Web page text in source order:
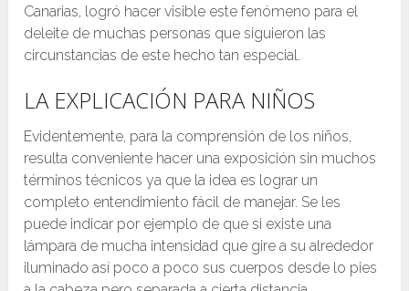
Canarias, logró hacer visible este fenómeno para el
deleite de muchas personas que siguieron las
circunstancias de este hecho tan especial.
LA EXPLICACIÓN PARA NIÑOS
Evidentemente, para la comprensión de los niños,
resulta conveniente hacer una exposición sin muchos
términos técnicos ya que la idea es lograr un
completo entendimiento fácil de manejar. Se les
puede indicar por ejemplo de que si existe una
lámpara de mucha intensidad que gire a su alrededor
iluminado así poco a poco sus cuerpos desde lo pies